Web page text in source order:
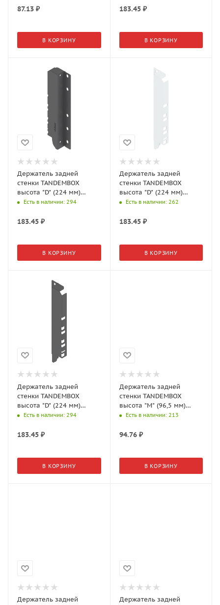
87.13 ₽
В КОРЗИНУ
183.45₽
В КОРЗИНУ
Держатель задней
стенки TANDEMBOX
высота "D" (224 мм)
левый Орион серый
Есть в наличии: 294
183.45 ₽
В КОРЗИНУ
Держатель задней
стенки TANDEMBOX
высота "D" (224 мм)
правый Белый шелк
Есть в наличии: 262
183.45₽
В КОРЗИНУ
Держатель задней
стенки TANDEMBOX
высота "D" (224 мм)
правый Орион серый
Есть в наличии: 294
183.45 ₽
В КОРЗИНУ
Держатель задней
стенки TANDEMBOX
высота "M" (96,5 мм)
левый Белый шелк
Есть в наличии: 213
94.76₽
В КОРЗИНУ
Держатель задней
Держатель задней